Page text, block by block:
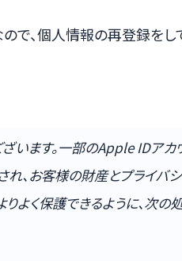
、個人情報の再登録をし
います。一部のApple IDア
れ、お客様の財産とプライバ
りよく保護できるように、次